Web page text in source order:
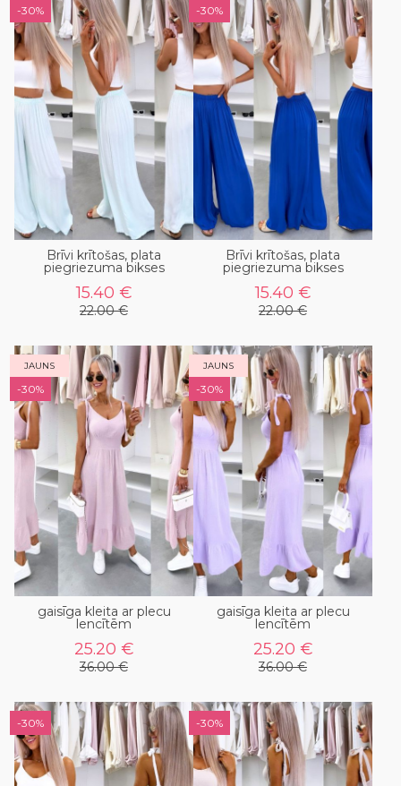
-30%
Brīvi krītošas, plata
piegriezuma bikses
15.40 €
22.00 €
-30%
Brīvi krītošas, plata
piegriezuma bikses
15.40 €
22.00 €
JAUNS
-30%
gaisīga kleita ar plecu
lencītēm
25.20 €
36.00 €
JAUNS
-30%
gaisīga kleita ar plecu
lencītēm
25.20 €
36.00 €
-30% -30%